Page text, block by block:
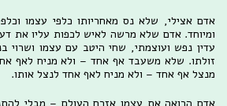
אדם אצילי, שלא נס מאחריותו כלפי עצמו
ומיוחד. אדם שלא מרשה לאיש לכפות עליו את
עדין נפש ועוצמתי, שחי היטב עם עצמו ושרוי
זולתו. שלא משעבד אף אחד – ולא מניח לאף
מנצל אף אחד – ולא מניח לאף אחד לנצל אותו.